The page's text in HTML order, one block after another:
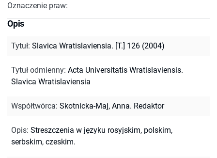
Oznaczenie praw:
Opis
Tytuł: Slavica Wratislaviensia. [T.] 126 (2004)
Tytuł odmienny: Acta Universitatis Wratislaviensis.
Slavica Wratislaviensia
Współtwórca: Skotnicka-Maj, Anna. Redaktor
Opis: Streszczenia w języku rosyjskim, polskim,
serbskim, czeskim.